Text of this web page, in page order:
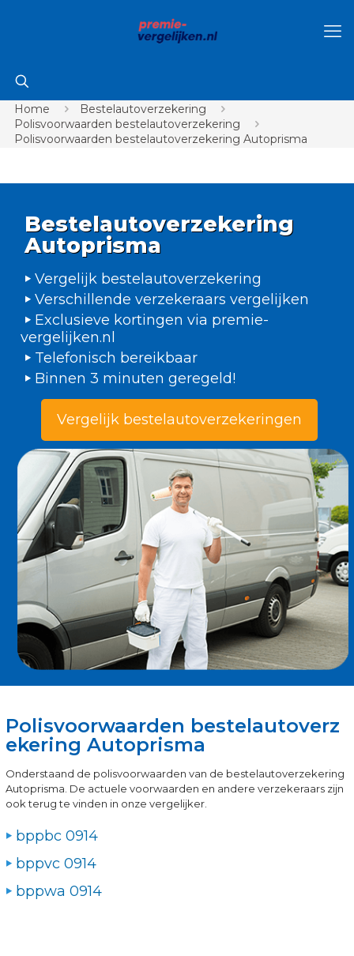
Home
Bestelautoverzekering
Polisvoorwaarden bestelautoverzekering
Polisvoorwaarden bestelautoverzekering Autoprisma
Bestelautoverzekering
Autoprisma
Vergelijk bestelautoverzekering
Verschillende verzekeraars vergelijken
Exclusieve kortingen via premie-
vergelijken.nl
Telefonisch bereikbaar
Binnen 3 minuten geregeld!
Vergelijk bestelautoverzekeringen
Polisvoorwaarden bestelautoverz
ekering Autoprisma
Onderstaand de polisvoorwaarden van de bestelautoverzekering
Autoprisma. De actuele voorwaarden en andere verzekeraars zijn
ook terug te vinden in onze vergelijker.
bppbc 0914
bppvc 0914
bppwa 0914